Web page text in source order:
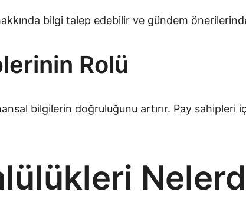
bilgi talep edebilir ve gündem
Rolü
bilgilerin doğruluğunu artırır. Pay sahipleri